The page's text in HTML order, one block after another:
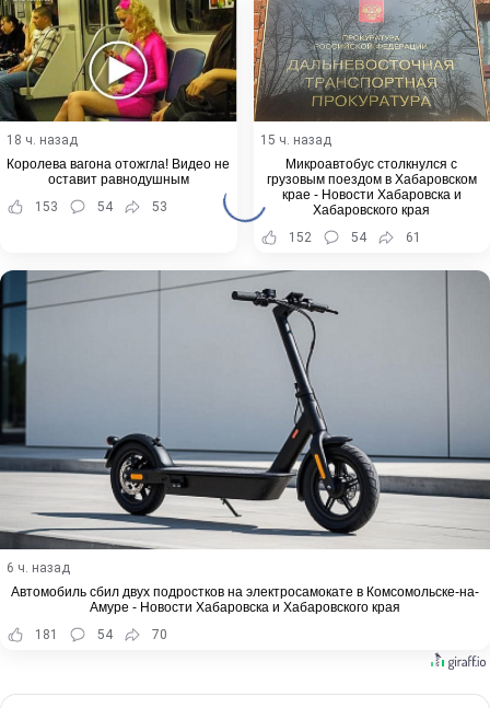
18 ч. назад
Королева вагона отожгла! Видео не
оставит равнодушным
153
54 53
15 ч. назад
Микроавтобус столкнулся с
грузовым поездом в Хабаровском
крае - Новости Хабаровска и
Хабаровского края
152
54 61
6 ч. назад
Автомобиль сбил двух подростков на электросамокате в Комсомольске-на-
Амуре - Новости Хабаровска и Хабаровского края
181
54 70